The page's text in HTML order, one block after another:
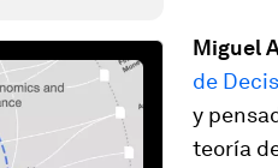
Miguel
de
y
teoría